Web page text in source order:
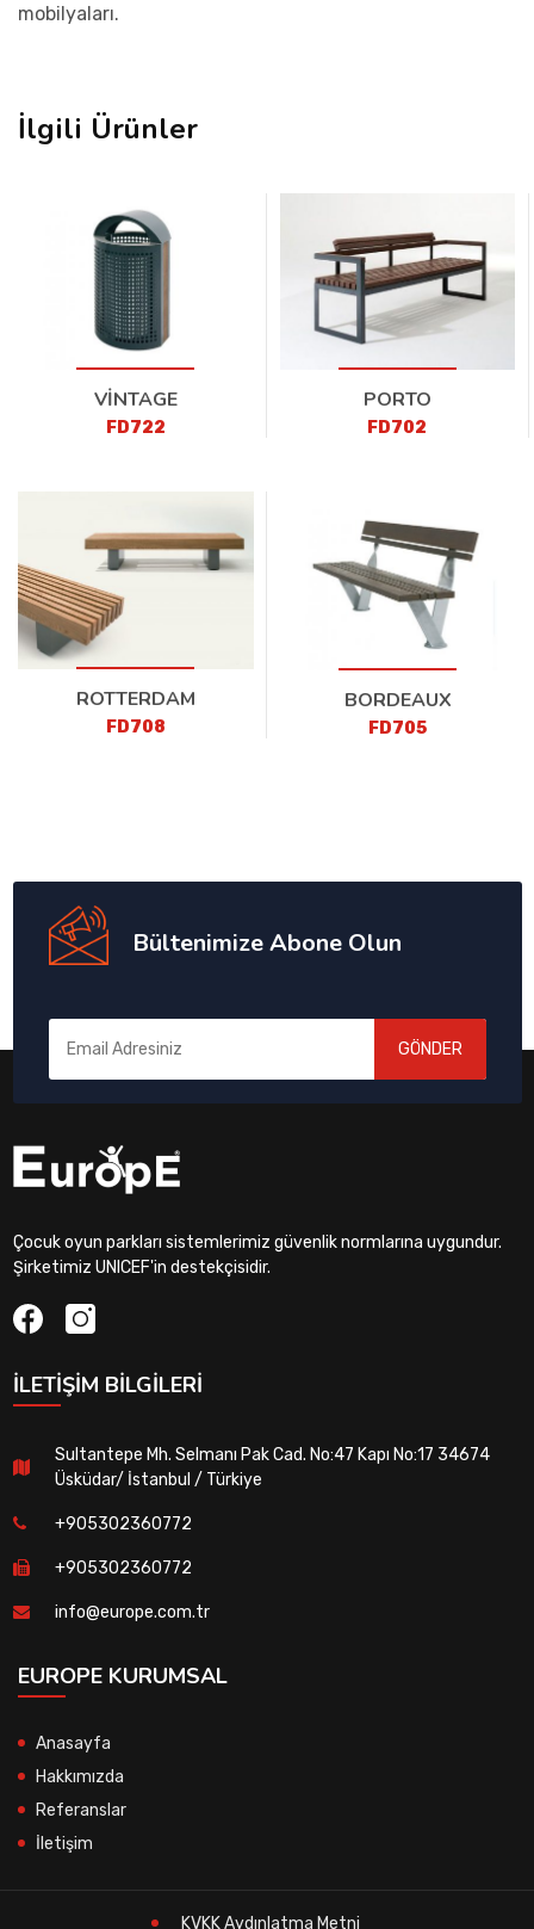
mobilyaları.
İlgili Ürünler
VİNTAGE
FD722
PORTO
FD702
ROTTERDAM
FD708
BORDEAUX
FD705
Bültenimize Abone Olun
GÖNDER
Çocuk oyun parkları sistemlerimiz güvenlik normlarına uygundur.
Şirketimiz UNICEF'in destekçisidir.
İLETIŞIM BILGILERI
Sultantepe Mh. Selmanı Pak Cad. No:47 Kapı No:17 34674
Üsküdar/ İstanbul / Türkiye
+905302360772
+905302360772
info@europe.com.tr
EUROPE KURUMSAL
Anasayfa
Hakkımızda
Referanslar
İletişim
KVKK Aydınlatma Metni